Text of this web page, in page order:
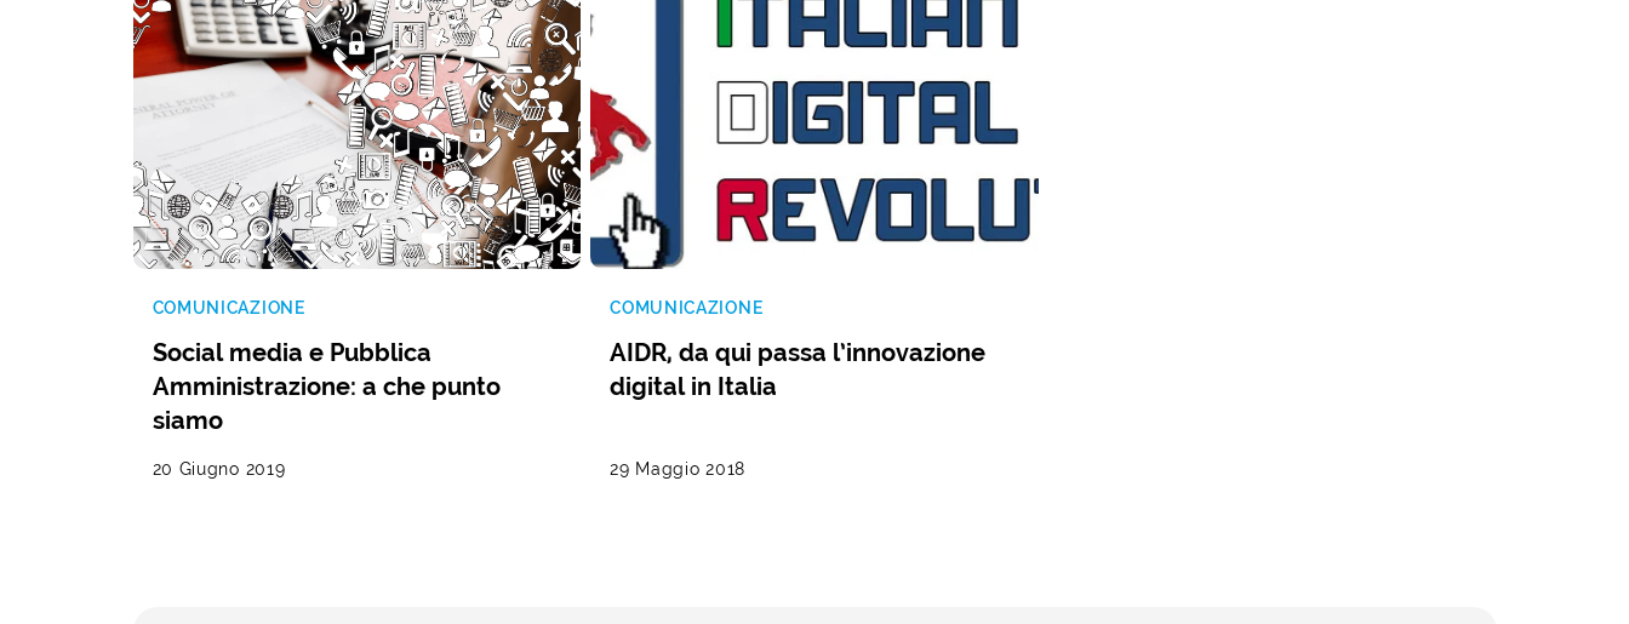
COMUNICAZIONE
Social media e Pubblica
Amministrazione: a che punto
siamo
20 Giugno 2019
COMUNICAZIONE
AIDR, da qui passa l’innovazione
digital in Italia
29 Maggio 2018